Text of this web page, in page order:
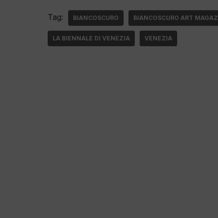
Tag: BIANCOSCURO BIANCOSCURO ART
LA BIENNALE DI VENEZIA VENEZIA